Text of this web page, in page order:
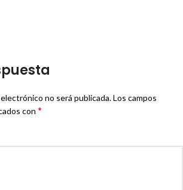
no será publicada.Los campos
con *